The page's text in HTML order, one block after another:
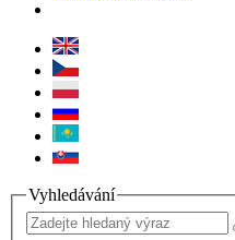
Vyhledávání